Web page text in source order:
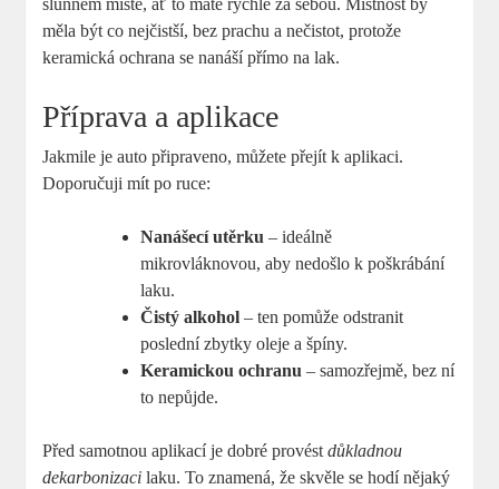
‍slunném místě, ať to máte rychle za ⁣sebou. Místnost by
měla být co⁤ nejčistší, bez prachu⁣ a nečistot,‍ protože
keramická‍ ochrana se⁤ nanáší přímo na lak.
Příprava⁢ a‍ aplikace
Jakmile je auto připraveno, můžete přejít k aplikaci.
Doporučuji⁢ mít po ruce:
Nanášecí ⁣utěrku – ideálně
mikrovláknovou, aby nedošlo k ‌poškrábání
laku.
Čistý​ alkohol – ten pomůže odstranit
poslední zbytky ⁤oleje a ‌špíny.
Keramickou ochranu – samozřejmě, bez​ ní⁢
to nepůjde.
Před samotnou ⁢aplikací je dobré provéstdůkladnou
dekarbonizaci laku.⁣ To ‌znamená, že⁤ skvěle se hodí‌ nějaký